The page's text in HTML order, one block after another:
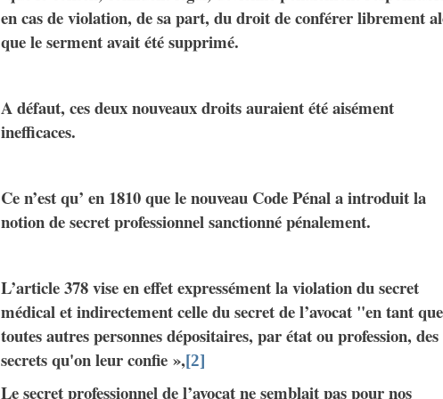
en cas de violation, de sa part, du droit de conférer librement
que le serment avait été supprimé.
A défaut, ces deux nouveaux droits auraient été aisément
inefficaces.
Ce n’est qu’ en 1810 que le nouveau Code Pénal a introduit la
notion de secret professionnel sanctionné pénalement.
L’article 378 vise en effet expressément la violation du secret
médical et indirectement celle du secret de l’avocat "en tant
toutes autres personnes dépositaires, par état ou profession, des
secrets qu'on leur confie »,[2]
Le secret professionnel de l’avocat ne semblait pas pour nos